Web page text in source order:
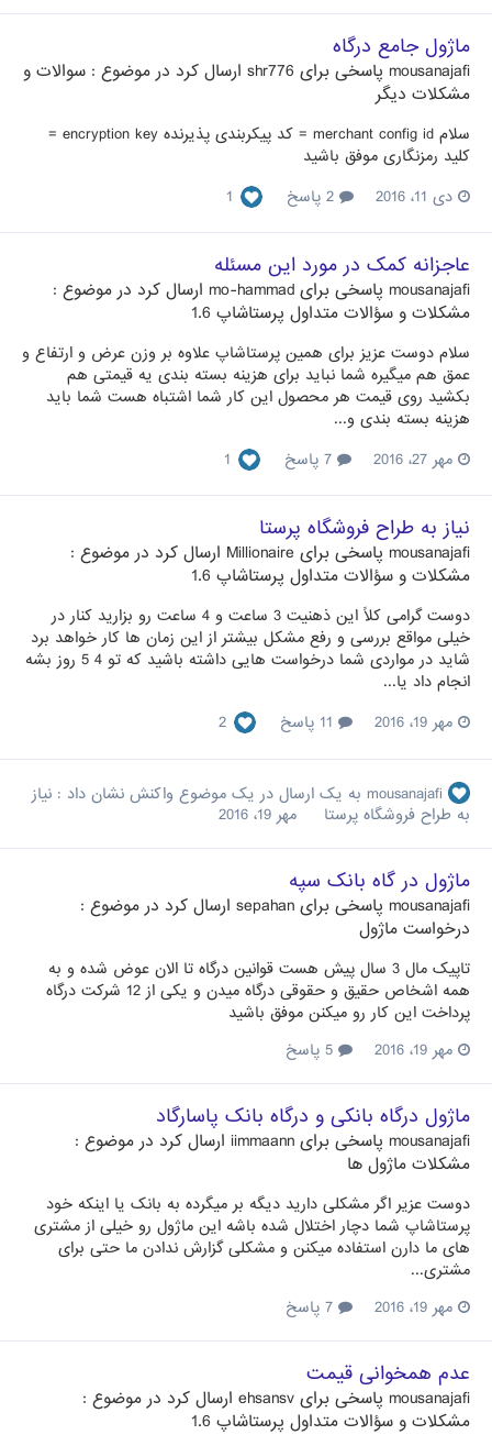
ماژول جامع درگاه
mousanajafi پاسخی برای shr776 ارسال کرد در موضوع : سوالات و
مشکلات دیگر
سلام merchant config id = کد پیکربندی پذیرنده encryption key =
کلید رمزنگاری موفق باشید
دی 11، 2016
1
عاجزانه کمک در مورد این مسئله
mousanajafi پاسخی برای mo-hammad ارسال کرد در موضوع :
مشکلات و سؤالات متداول پرستاشاپ 1.6
سلام دوست عزیز برای همین پرستاشاپ علاوه بر وزن عرض و ارتفاع و
عمق هم میگیره شما نباید برای هزینه بسته بندی یه قیمتی هم
بکشید روی قیمت هر محصول این کار شما اشتباه هست شما باید
هزینه بسته بندی و...
مهر 27، 2016
1
نیاز به طراح فروشگاه پرستا
mousanajafi پاسخی برای Millionaire ارسال کرد در موضوع :
مشکلات و سؤالات متداول پرستاشاپ 1.6
دوست گرامی کلاً این ذهنیت 3 ساعت و 4 ساعت رو بزارید کنار در
خیلی مواقع بررسی و رفع مشکل بیشتر از این زمان ها کار خواهد برد
شاید در مواردی شما درخواست هایی داشته باشید که تو 4 5 روز بشه
انجام داد یا...
مهر 19، 2016
2
mousanajafi به یک ارسال در یک موضوع واکنش نشان داد : نیاز
به طراح فروشگاه پرستا
مهر 19، 2016
ماژول در گاه بانک سپه
mousanajafi پاسخی برای sepahan ارسال کرد در موضوع :
درخواست ماژول
تاپیک مال 3 سال پیش هست قوانین درگاه تا الان عوض شده و به
همه اشخاص حقیق و حقوقی درگاه میدن و یکی از 12 شرکت درگاه
پرداخت این کار رو میکنن موفق باشید
مهر 19، 2016
ماژول درگاه بانکی و درگاه بانک پاسارگاد
mousanajafi پاسخی برای iimmaann ارسال کرد در موضوع :
مشکلات ماژول ها
دوست عزیر اگر مشکلی دارید دیگه بر میگرده به بانک یا اینکه خود
پرستاشاپ شما دچار اختلال شده باشه این ماژول رو خیلی از مشتری
های ما دارن استفاده میکنن و مشکلی گزارش ندادن ما حتی برای
مشتری...
مهر 19، 2016
عدم همخوانی قیمت
mousanajafi پاسخی برای ehsansv ارسال کرد در موضوع :
مشکلات و سؤالات متداول پرستاشاپ 1.6